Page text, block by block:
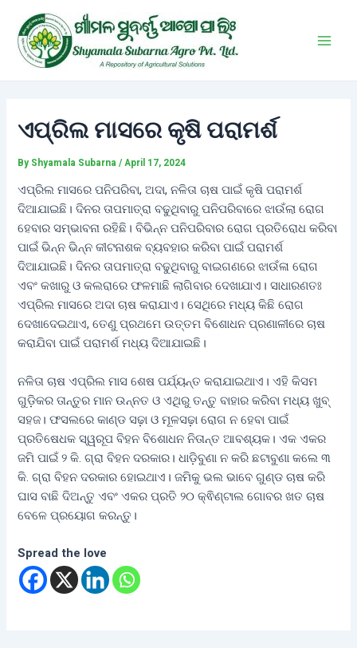
content
ଏପ୍ରିଲ ମାସରେ କୃଷି ପରାମର୍ଶ
By Shyamala Subarna/April 17, 2024
ଏପ୍ରିଲ ମାସରେ ପନିପରିବା, ଅଦା, ନଳିତା ଚାଷ ପାଇଁ କୃଷି ପରାମର୍ଶ
ଦିଆଯାଇଛି। ଦିନର ତାପମାତ୍ରା ବଢୁଥିବାରୁ ପନିପରିବାରେ ଝାଉଁଲା ରୋଗ
ହେବାର ସମ୍ଭାବନା ରହିଛି। ବିଭିନ୍ନ ପନିପରିବାର ରୋଗ ପ୍ରତିରୋଧ କରିବା
ପାଇଁ ଭିନ୍ନ ଭିନ୍ନ କୀଟନାଶକ ବ୍ୟବହାର କରିବା ପାଇଁ ପରାମର୍ଶ
ଦିଆଯାଇଛି। ଦିନର ତାପମାତ୍ରା ବଢୁଥିବାରୁ ବାଇଗଣରେ ଝାଉଁଳା ରୋଗ
ଏବଂ କଖାରୁ ଓ କଲରାରେ ଫଳମାଛି ଲାଗିବାର ଦେଖାଯାଏ। ସାଧାରଣତଃ
ଏପ୍ରିଲ ମାସରେ ଅଦା ଚାଷ କରାଯାଏ। ସେଥିରେ ମଧ୍ୟ କିଛି ରୋଗ
ଦେଖାଦେଇଥାଏ, ତେଣୁ ପ୍ରଥମେ ଉତ୍ତମ ବିଶୋଧନ ପ୍ରଣାଳୀରେ ଚାଷ
କରାଯିବା ପାଇଁ ପରାମର୍ଶ ମଧ୍ୟ ଦିଆଯାଇଛି।
ନଳିତା ଚାଷ ଏପ୍ରିଲ ମାସ ଶେଷ ପର୍ଯ୍ୟନ୍ତ କରାଯାଇଥାଏ। ଏହି କିସମ
ଗୁଡ଼ିକର ତାନ୍ତୁର ମାନ ଉନ୍ନତ ଓ ଏଥିରୁ ତନ୍ତୁ ବାହାର କରିବା ମଧ୍ୟ ଖୁବ୍
ସହଜ। ଫସଲରେ କାଣ୍ଡ ସଢ଼ା ଓ ମୂଳସଢ଼ା ରୋଗ ନ ହେବା ପାଇଁ
ପ୍ରତିଷେଧକ ସ୍ୱରୂପ ବିହନ ବିଶୋଧନ ନିତାନ୍ତ ଆବଶ୍ୟକ। ଏକ ଏକର
ଜମି ପାଇଁ ୨ କି. ଗ୍ରା ବିହନ ଦରକାର। ଧାଡ଼ିବୁଣା ନ କରି ଛଟାବୁଣା କଲେ ୩
କି. ଗ୍ରା ବିହନ ଦରକାର ହୋଇଥାଏ। ଜମିକୁ ଭଲ ଭାବେ ଗୁଣ୍ଡ ଚାଷ କରି
ଘାସ ବାଛି ଦିଅନ୍ତୁ ଏବଂ ଏକର ପ୍ରତି ୨୦ କ୍ଵିଣ୍ଟାଲ ଗୋବର ଖତ ଚାଷ
ବେଳେ ପ୍ରୟୋଗ କରନ୍ତୁ।
Spread the love
navigation